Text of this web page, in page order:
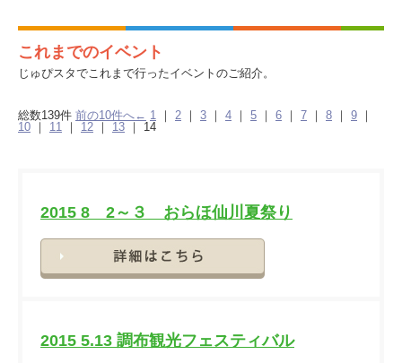
これまでのイベント
じゅぴスタでこれまで行ったイベントのご紹介。
総数139件 前の10件へ← 1 ｜ 2 ｜ 3 ｜ 4 ｜ 5 ｜ 6 ｜ 7 ｜ 8 ｜ 9
｜
10
｜ 11 ｜ 12 ｜ 13 ｜ 14
2015 8 2～３ おらほ仙川夏祭り
2015 5.13 調布観光フェスティバル